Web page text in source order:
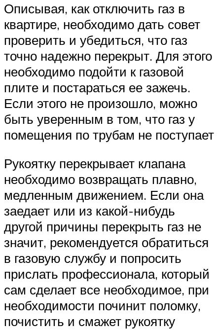
Описывая, как отключить газ в
квартире, необходимо дать совет
проверить и убедиться, что газ
точно надежно перекрыт. Для этого
необходимо подойти к газовой
плите и постараться ее зажечь.
Если этого не произошло, можно
быть уверенным в том, что газ у
помещения по трубам не поступает
Рукоятку перекрывает клапана
необходимо возвращать плавно,
медленным движением. Если она
заедает или из какой-нибудь
другой причины перекрыть газ не
значит, рекомендуется обратиться
в газовую службу и попросить
прислать профессионала, который
сам сделает все необходимое, при
необходимости починит поломку,
почистить и смажет рукоятку